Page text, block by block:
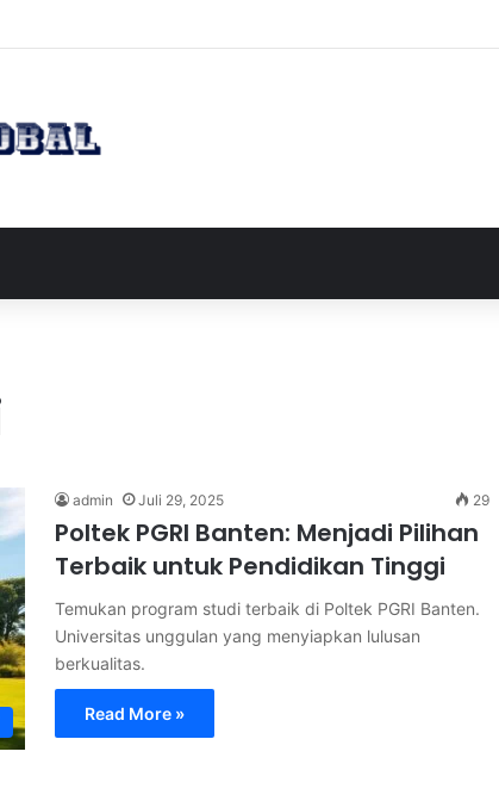
JD Vance ke Pakistan untuk Perundingan Strategis dengan Iran
admin Juli 29, 2025 29
Poltek PGRI Banten: Menjadi Pilihan
Terbaik untuk Pendidikan Tinggi
Temukan program studi terbaik di Poltek PGRI Banten.
Universitas unggulan yang menyiapkan lulusan
berkualitas.
Read More »